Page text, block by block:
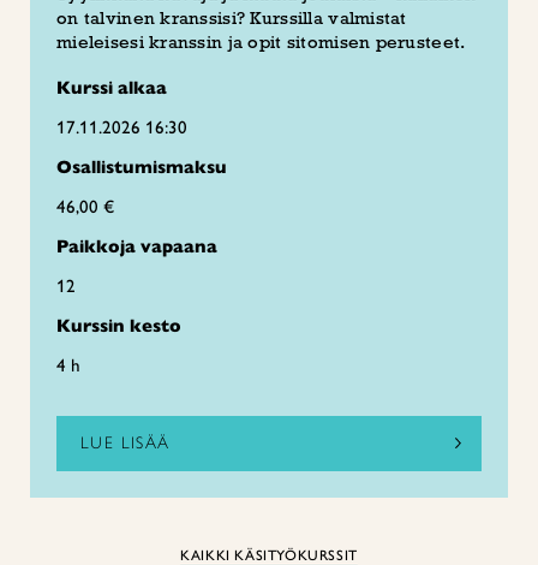
on talvinen kranssisi? Kurssilla valmistat
mieleisesi kranssin ja opit sitomisen perusteet.
Kurssi alkaa
17.11.2026 16:30
Osallistumismaksu
46,00 €
Paikkoja vapaana
12
Kurssin kesto
4 h
LUE LISÄÄ
KAIKKI KÄSITYÖKURSSIT